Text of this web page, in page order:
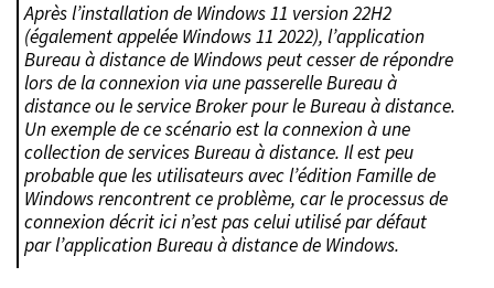
Après l’installation de Windows 11 version 22H2
(également appelée Windows 11 2022), l’application
Bureau à distance de Windows peut cesser de répondre
lors de la connexion via une passerelle Bureau à
distance ou le service Broker pour le Bureau à distance.
Un exemple de ce scénario est la connexion à une
collection de services Bureau à distance. Il est peu
probable que les utilisateurs avec l’édition Famille de
Windows rencontrent ce problème, car le processus de
connexion décrit ici n’est pas celui utilisé par défaut
par l’application Bureau à distance de Windows.